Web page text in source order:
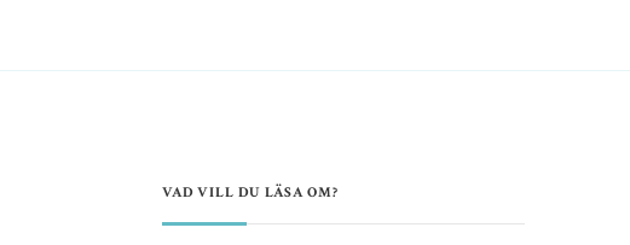
VAD VILL DU LÄSA OM?